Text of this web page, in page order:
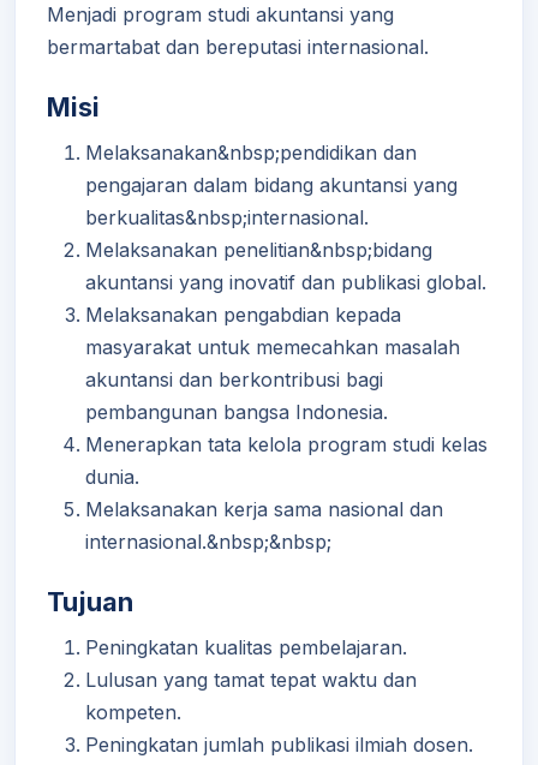
Menjadi program studi akuntansi yang
bermartabat dan bereputasi internasional.
Misi
Melaksanakan&nbsp;pendidikan dan
pengajaran dalam bidang akuntansi yang
berkualitas&nbsp;internasional.
Melaksanakan penelitian&nbsp;bidang
akuntansi yang inovatif dan publikasi global.
Melaksanakan pengabdian kepada
masyarakat untuk memecahkan masalah
akuntansi dan berkontribusi bagi
pembangunan bangsa Indonesia.
Menerapkan tata kelola program studi kelas
dunia.
Melaksanakan kerja sama nasional dan
internasional.&nbsp;&nbsp;
Tujuan
Peningkatan kualitas pembelajaran.
Lulusan yang tamat tepat waktu dan
kompeten.
Peningkatan jumlah publikasi ilmiah dosen.